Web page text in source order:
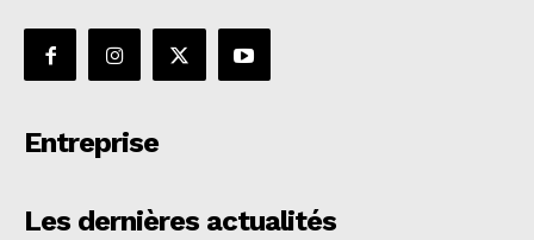
Entreprise
Les dernières actualités